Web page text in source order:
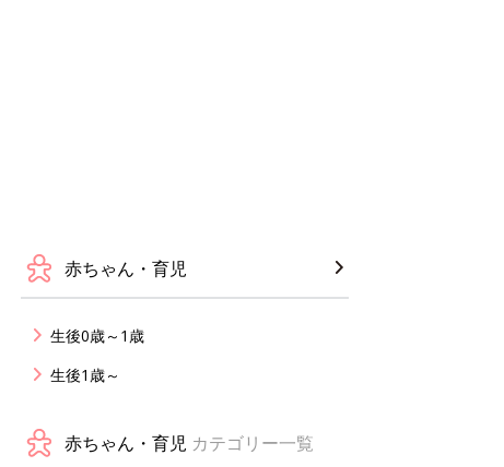
赤ちゃん・育児
生後0歳～1歳
生後1歳～
赤ちゃん・育児 カテゴリー一覧